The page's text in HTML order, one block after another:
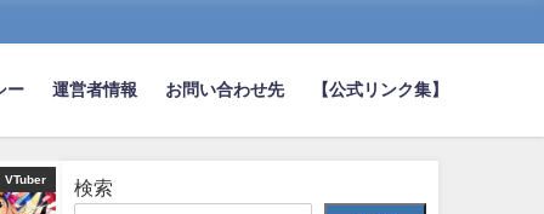
ー 運営者情報 お問い合わせ先 【公式リンク集】
VTuber 検索